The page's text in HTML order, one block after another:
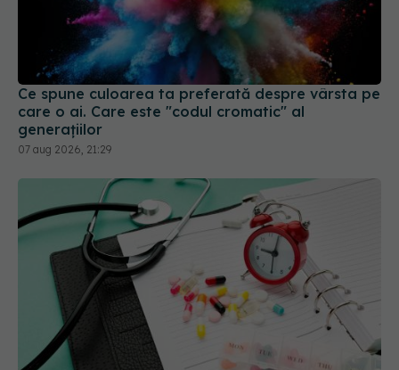
Ce spune culoarea ta preferată despre vârsta pe
care o ai. Care este "codul cromatic" al
generațiilor
07 aug 2026, 21:29